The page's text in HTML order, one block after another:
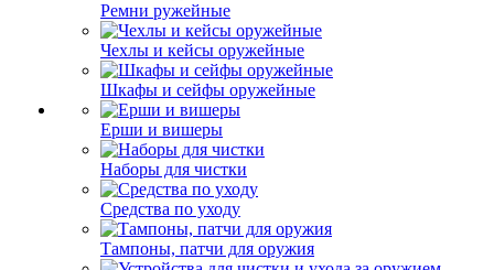
Ремни ружейные
Чехлы и кейсы оружейные
Шкафы и сейфы оружейные
Ерши и вишеры
Наборы для чистки
Средства по уходу
Тампоны, патчи для оружия